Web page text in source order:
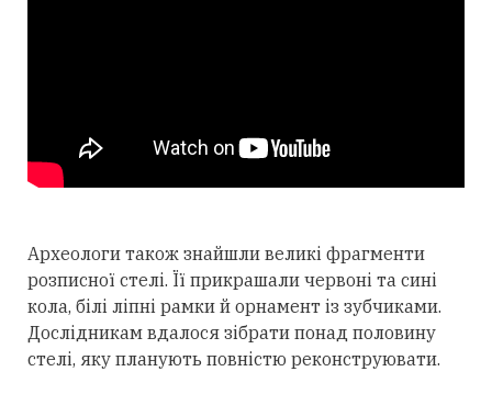
Археологи також знайшли великі фрагменти
розписної стелі. Її прикрашали червоні та сині
кола, білі ліпні рамки й орнамент із зубчиками.
Дослідникам вдалося зібрати понад половину
стелі, яку планують повністю реконструювати.